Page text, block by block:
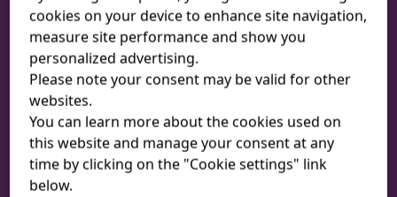
알레그라®정 120mg은 3세대 항히스타민제 펙소페나딘
을 주성분으로 하는 알레르기 비염 치료제입니다. 사과 알
러지 뿐만 아니라 꽃가루, 집먼지 진드기, 동물의 털 등 다
양한 원인에 의한 알레르기 비염 증상 완화에 효과적입니
다.
cookies on your device to enhance site navigation,
measure site performance and show you
personalized advertising.
Please note your consent may be valid for other
websites.
You can learn more about the cookies used on
this website and manage your consent at any
time by clicking on the "Cookie settings" link
below.